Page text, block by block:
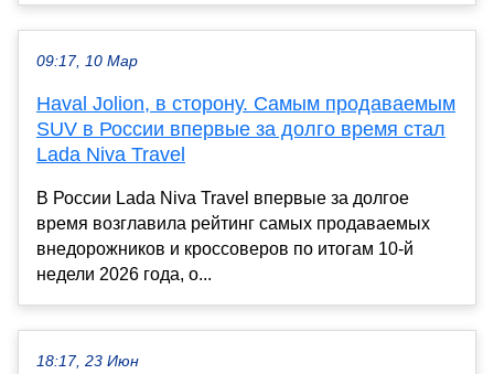
09:17, 10 Мар
Haval Jolion, в сторону. Самым продаваемым
SUV в России впервые за долго время стал
Lada Niva Travel
В России Lada Niva Travel впервые за долгое
время возглавила рейтинг самых продаваемых
внедорожников и кроссоверов по итогам 10-й
недели 2026 года, о...
18:17, 23 Июн